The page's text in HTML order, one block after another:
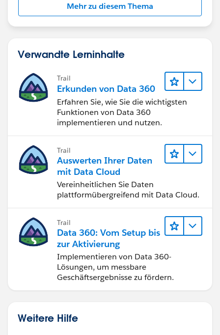
Mehr zu diesem Thema
Verwandte Lerninhalte
Trail
Erkunden von Data 360
Erfahren Sie, wie Sie die wichtigsten
Funktionen von Data 360
implementieren und nutzen.
Trail
Auswerten Ihrer Daten
mit Data Cloud
Vereinheitlichen Sie Daten
plattformübergreifend mit Data Cloud.
Trail
Data 360: Vom Setup bis
zur Aktivierung
Implementieren von Data 360-
Lösungen, um messbare
Geschäftsergebnisse zu fördern.
Weitere Hilfe